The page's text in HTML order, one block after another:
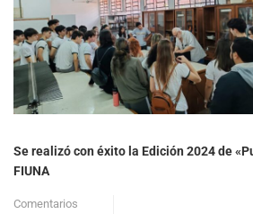
Se realizó con éxito la Edición 2024 de
FIUNA
Comentarios